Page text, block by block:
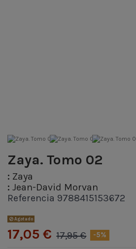
Zaya. Tomo 02
: Zaya
: Jean-David Morvan
Referencia 9788415153672
Agotado
17,05 € 17,95 € -5%